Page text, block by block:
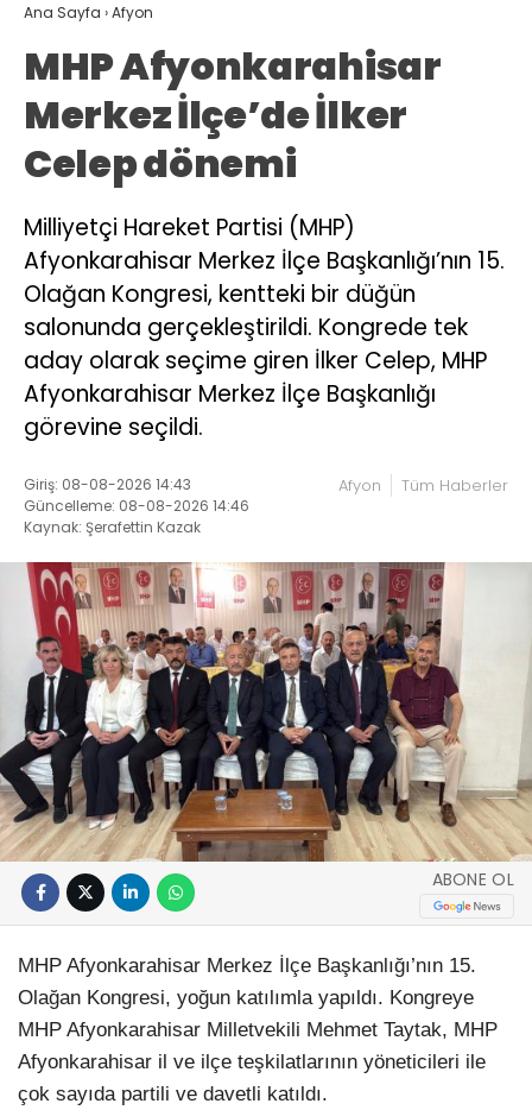
Ana Sayfa ›Afyon
MHP Afyonkarahisar
Merkez İlçe’de İlker
Celep dönemi
Milliyetçi Hareket Partisi (MHP)
Afyonkarahisar Merkez İlçe Başkanlığı’nın 15.
Olağan Kongresi, kentteki bir düğün
salonunda gerçekleştirildi. Kongrede tek
aday olarak seçime giren İlker Celep, MHP
Afyonkarahisar Merkez İlçe Başkanlığı
görevine seçildi.
Giriş: 08-08-2026 14:43
Güncelleme: 08-08-2026 14:46
Kaynak: Şerafettin Kazak
Afyon Tüm Haberler
ABONE OL
MHP Afyonkarahisar Merkez İlçe Başkanlığı’nın 15.
Olağan Kongresi, yoğun katılımla yapıldı. Kongreye
MHP Afyonkarahisar Milletvekili Mehmet Taytak, MHP
Afyonkarahisar il ve ilçe teşkilatlarının yöneticileri ile
çok sayıda partili ve davetli katıldı.